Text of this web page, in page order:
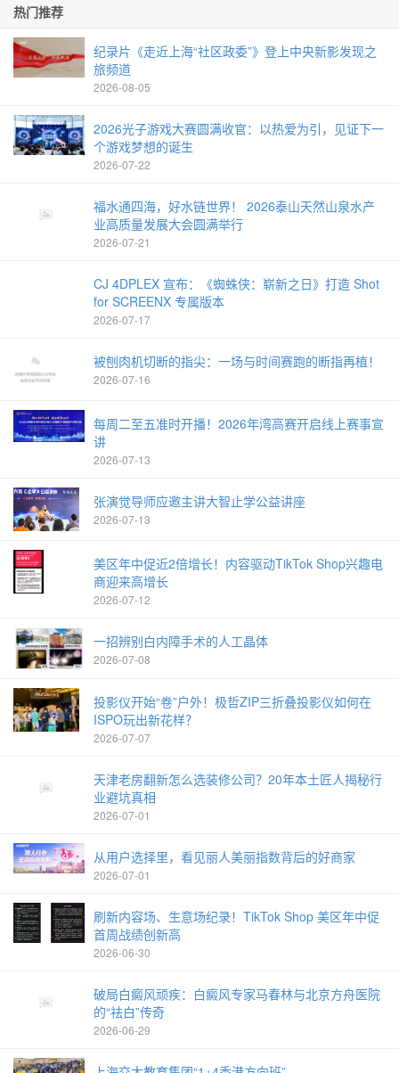
热门推荐
纪录片《走近上海“社区政委”》登上中央新影发现之
旅频道
2026-08-05
2026光子游戏大赛圆满收官：以热爱为引，见证下一
个游戏梦想的诞生
2026-07-22
福水通四海，好水链世界！ 2026泰山天然山泉水产
业高质量发展大会圆满举行
2026-07-21
CJ 4DPLEX 宣布：《蜘蛛侠：崭新之日》打造 Shot
for SCREENX 专属版本
2026-07-17
被刨肉机切断的指尖：一场与时间赛跑的断指再植！
2026-07-16
每周二至五准时开播！2026年湾高赛开启线上赛事宣
讲
2026-07-13
张演觉导师应邀主讲大智止学公益讲座
2026-07-13
美区年中促近2倍增长！内容驱动TikTok Shop兴趣电
商迎来高增长
2026-07-12
一招辨别白内障手术的人工晶体
2026-07-08
投影仪开始“卷”户外！极哲ZIP三折叠投影仪如何在
ISPO玩出新花样？
2026-07-07
天津老房翻新怎么选装修公司？20年本土匠人揭秘行
业避坑真相
2026-07-01
从用户选择里，看见丽人美丽指数背后的好商家
2026-07-01
刷新内容场、生意场纪录！TikTok Shop 美区年中促
首周战绩创新高
2026-06-30
破局白癜风顽疾：白癜风专家马春林与北京方舟医院
的“祛白”传奇
2026-06-29